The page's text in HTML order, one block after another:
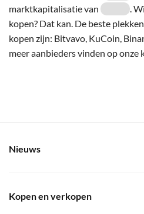
marktkapitalisatie van
.
kopen? Dat kan. De beste
kopen zijn: Bitvavo, KuCoin,
meer aanbieders vinden op
Nieuws
Kopen en verkopen